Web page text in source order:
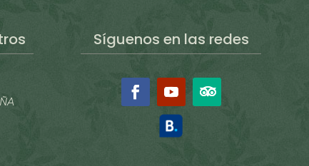
Síguenos en las redes